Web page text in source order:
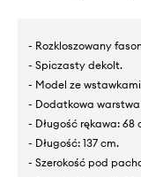
- Rozkloszowany
- Spiczasty dekolt.
- Model ze
- Dodatkowa
- Długość rękawa: 68
- Długość: 137 cm.
- Szerokość pod